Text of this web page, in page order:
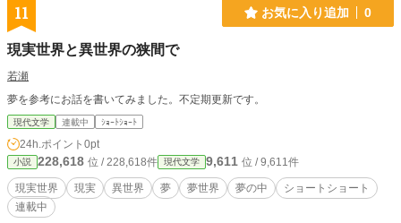
11 お気に入り追加 0
現実世界と異世界の狭間で
若瀬
夢を参考にお話を書いてみました。不定期更新です。
現代文学 連載中 ｼｮｰﾄｼｮｰﾄ
24h.ポイント 0pt
小説 228,618 位 / 228,618件 現代文学 9,611 位 / 9,611件
現実世界 現実 異世界 夢 夢世界 夢の中
ショートショート
連載中